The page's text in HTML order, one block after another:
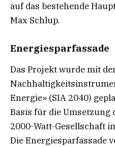
auf das bestehende
Max Schlup.
Energiesparfassade
Das Projekt wurde mit
Energie» (SIA 2040)
Basis für die Umsetzung
2000-Watt-Gesellschaft
Die Energiesparfassade